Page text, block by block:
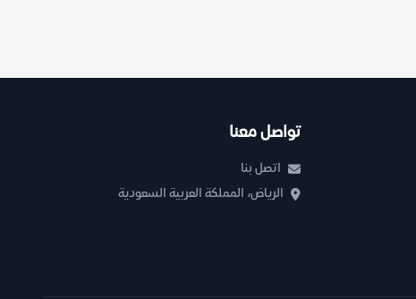
تواصل معنا
اتصل بنا
الرياض، المملكة العربية السعودية